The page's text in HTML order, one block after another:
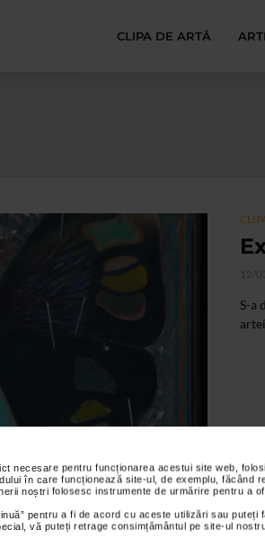
necesare pentru funcționarea acestui site web,
în care funcționează site-ul, de exemplu, făcând
noștri folosesc instrumente de urmărire pentru a
pentru a fi de acord cu aceste utilizări sau
vă puteți retrage consimțământul pe site-ul
CLIPA DE ARTĂ
12/
S-a